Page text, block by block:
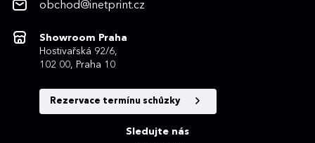
obchod@inetprint.cz
Showroom Praha
Hostivařská 92/6,
102 00, Praha 10
Rezervace termínu schůzky
Sledujte nás